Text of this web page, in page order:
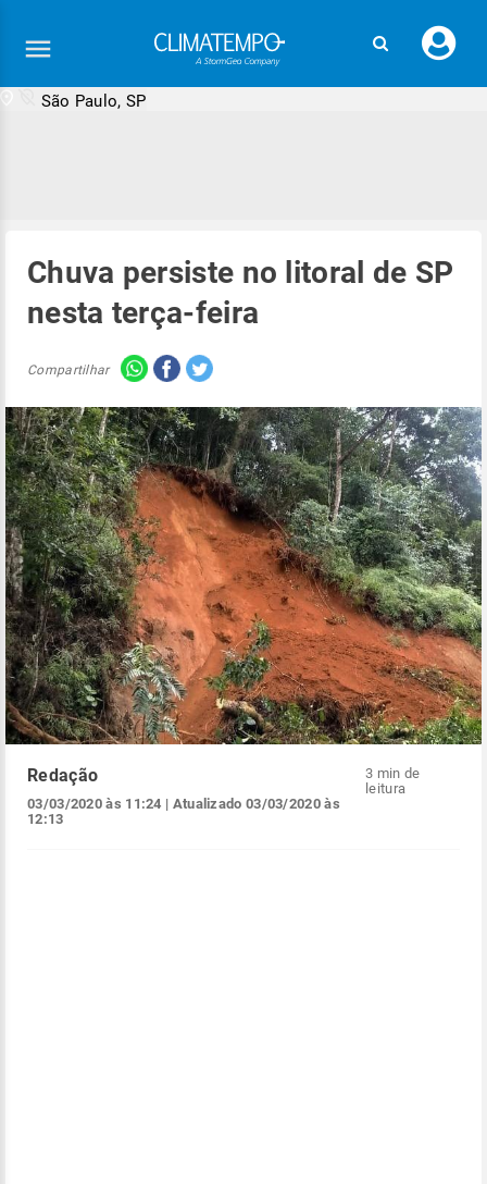
seu
São Paulo, SP
Chuva persiste no litoral de SP
nesta terça-feira
Compartilhar
Redação
03/03/2020 às 11:24 | Atualizado 03/03/2020 às
12:13
3 min de
leitura